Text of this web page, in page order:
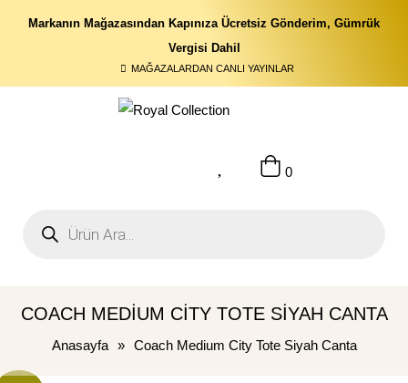
Markanın Mağazasından Kapınıza Ücretsiz Gönderim, Gümrük
Vergisi Dahil
MAĞAZALARDAN CANLI YAYINLAR
0
COACH MEDIUM CITY TOTE SIYAH CANTA
Anasayfa » Coach Medium City Tote Siyah Canta